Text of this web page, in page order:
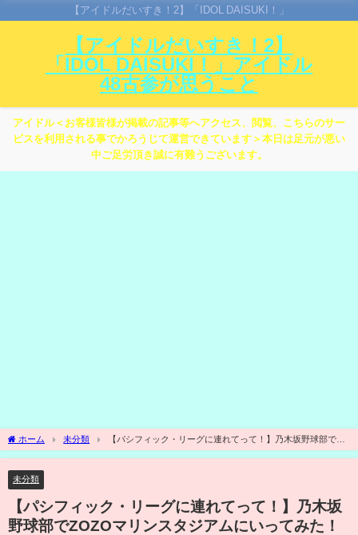
【アイドルだいすき！2】「IDOL DAISUKI！」
【アイドルだいすき！2】
「IDOL DAISUKI！」アイドル
48古参が思うこと
アイドル＜お客様皆様が掲載の記事等へアクセス、閲覧、こちらのサー
ビスを利用される事でかろうじて運営できています＞本日は足元が悪い
中ご足労頂き誠に有難うございます。
ホーム 未分類
【パシフィック・リーグに連れてって！】乃木坂野球部で
ZOZOマリンスタジアムにいってみた！【新曲初披露】【セレモニアルピッチ】
未分類
【パシフィック・リーグに連れてって！】乃木坂
野球部でZOZOマリンスタジアムにいってみた！